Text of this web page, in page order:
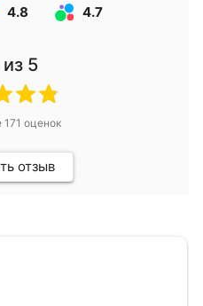
4.8 4.7
из 5
171 оценок
отзыв